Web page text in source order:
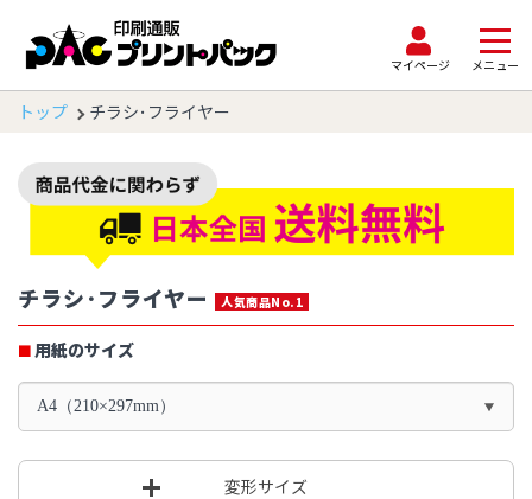
マイページ メニュー
トップ チラシ･フライヤー
チラシ･フライヤー 人気商品No.1
用紙のサイズ
A4（210×297mm）
変形サイズ